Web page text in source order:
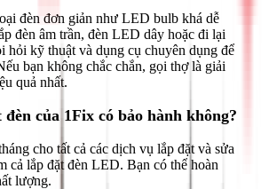
đèn đơn giản như LED bulb khá dễ
đèn âm trần, đèn LED dây hoặc đi lại
hỏi kỹ thuật và dụng cụ chuyên dụng để
bạn không chắc chắn, gọi thợ là giải
quả nhất.
của 1Fix có bảo hành không?
cho tất cả các dịch vụ lắp đặt và sửa
cả lắp đặt đèn LED. Bạn có thể hoàn
lượng.